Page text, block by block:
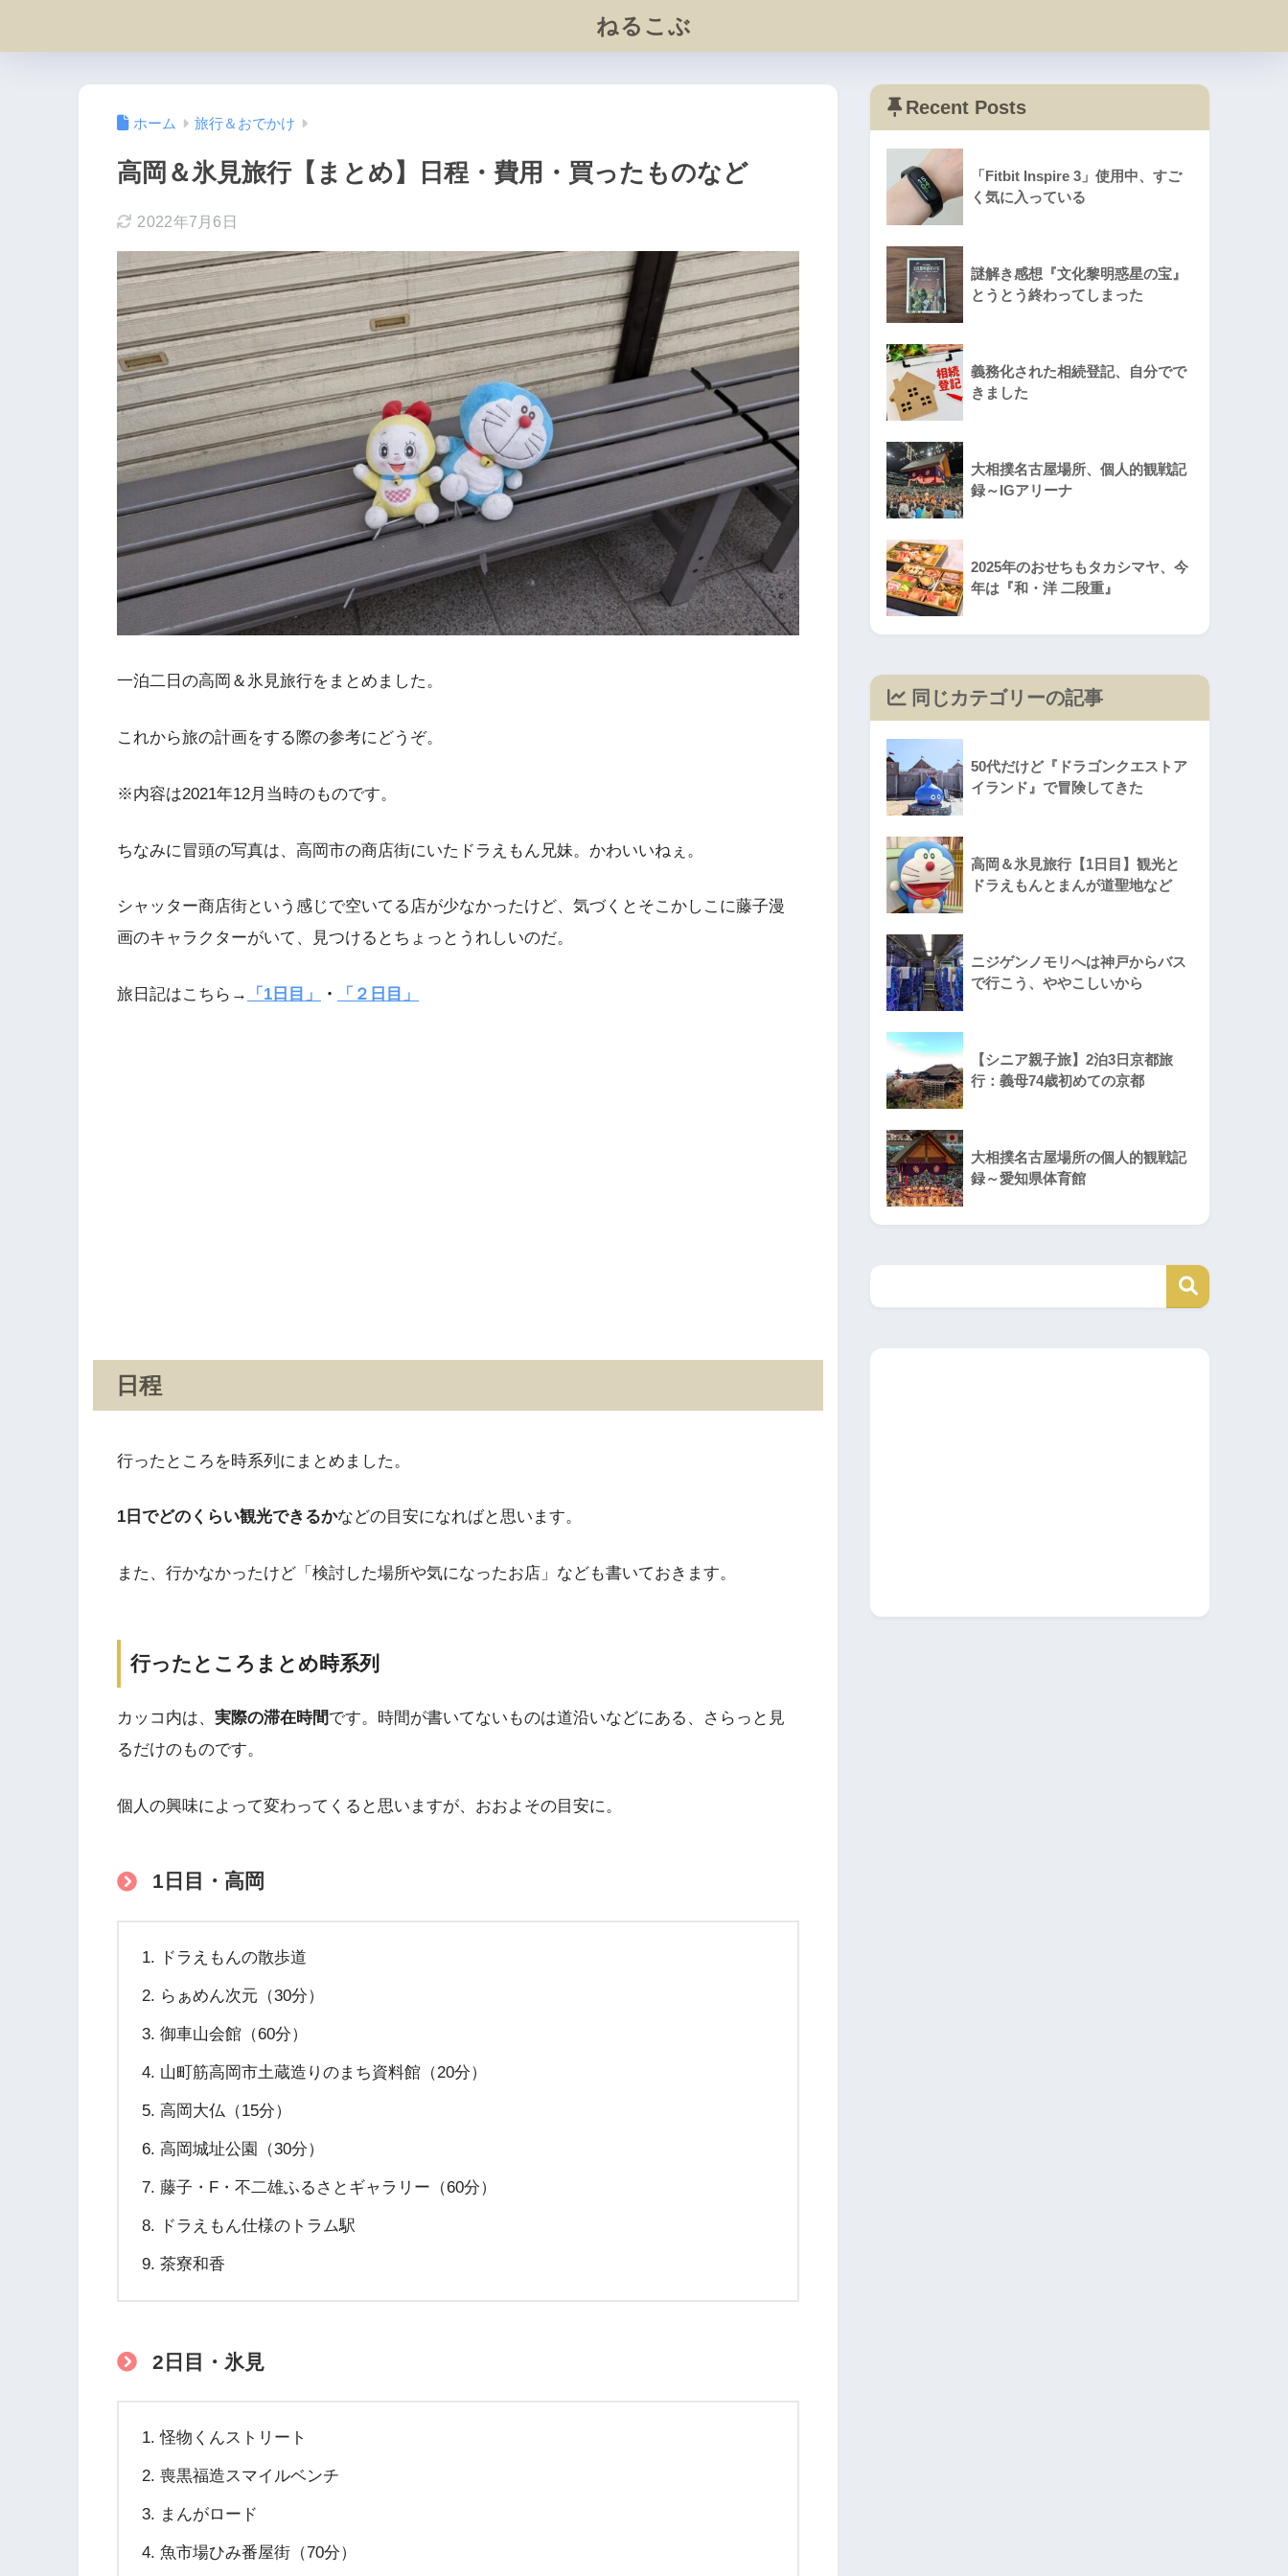
ねるこぶ
ホーム 旅行＆おでかけ
高岡＆氷見旅行【まとめ】日程・費用・買ったものなど
2022年7月6日
一泊二日の高岡＆氷見旅行をまとめました。
これから旅の計画をする際の参考にどうぞ。
※内容は2021年12月当時のものです。
ちなみに冒頭の写真は、高岡市の商店街にいたドラえもん兄妹。かわいいねぇ。
シャッター商店街という感じで空いてる店が少なかったけど、気づくとそこかしこに藤子漫
画のキャラクターがいて、見つけるとちょっとうれしいのだ。
旅日記はこちら→ 「1日目」 ・ 「２日目」
日程
行ったところを時系列にまとめました。
1日でどのくらい観光できるかなどの目安になればと思います。
また、行かなかったけど「検討した場所や気になったお店」なども書いておきます。
行ったところまとめ時系列
カッコ内は、 実際の滞在時間です。時間が書いてないものは道沿いなどにある、さらっと見
るだけのものです。
個人の興味によって変わってくると思いますが、おおよその目安に。
1日目・高岡
ドラえもんの散歩道
らぁめん次元（30分）
御車山会館（60分）
山町筋高岡市土蔵造りのまち資料館（20分）
高岡大仏（15分）
高岡城址公園（30分）
藤子・F・不二雄ふるさとギャラリー（60分）
ドラえもん仕様のトラム駅
茶寮和香
2日目・氷見
怪物くんストリート
喪黒福造スマイルベンチ
まんがロード
魚市場ひみ番屋街（70分）
Recent Posts
「Fitbit Inspire 3」使用中、すご
く気に入っている
謎解き感想『文化黎明惑星の宝』
とうとう終わってしまった
義務化された相続登記、自分でで
きました
大相撲名古屋場所、個人的観戦記
録～IGアリーナ
2025年のおせちもタカシマヤ、今
年は『和・洋 二段重』
同じカテゴリーの記事
50代だけど『ドラゴンクエストア
イランド』で冒険してきた
高岡＆氷見旅行【1日目】観光と
ドラえもんとまんが道聖地など
ニジゲンノモリへは神戸からバス
で行こう、ややこしいから
【シニア親子旅】2泊3日京都旅
行：義母74歳初めての京都
大相撲名古屋場所の個人的観戦記
録～愛知県体育館